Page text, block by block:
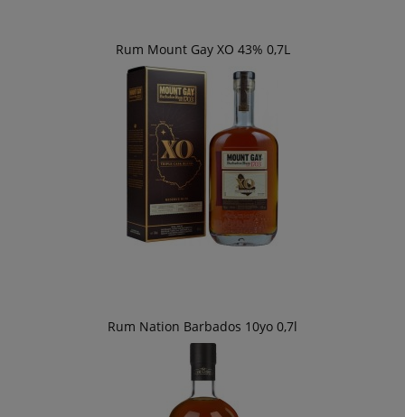
Rum Mount Gay XO 43% 0,7L
Rum Nation Barbados 10yo 0,7l